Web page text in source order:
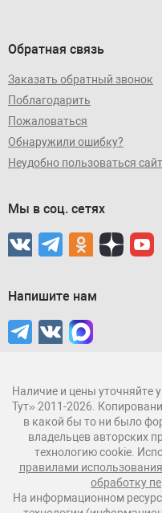
Обратная связь
Заказать обратный звонок
Поблагодарить
Пожаловаться
Обнаружили ошибку?
Неудобно пользоваться
Мы в соц. сетях
Напишите нам
Наличие и цены уточняйте
Тут» 2011-2026.
в какой бы то ни было
владельцев авторских
технологию cookie.
правилами использования
обработку
На информационном